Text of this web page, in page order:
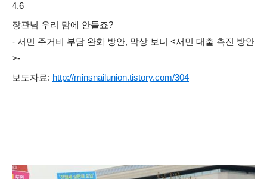
4.6
장관님 우리 맘에 안들죠?
- 서민 주거비 부담 완화 방안, 막상 보니 <서민 대출 촉진 방안
>-
보도자료: http://minsnailunion.tistory.com/304